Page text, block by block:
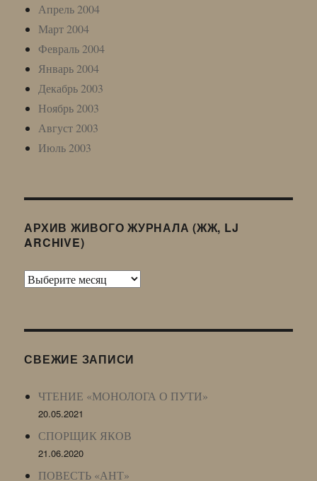
Апрель 2004
Март 2004
Февраль 2004
Январь 2004
Декабрь 2003
Ноябрь 2003
Август 2003
Июль 2003
АРХИВ ЖИВОГО ЖУРНАЛА (ЖЖ, LJ
ARCHIVE)
Архив
LJ
СВЕЖИЕ ЗАПИСИ
ЧТЕНИЕ «МОНОЛОГА О ПУТИ»
20.05.2021
СПОРЩИК ЯКОВ
21.06.2020
ПОВЕСТЬ «АНТ»